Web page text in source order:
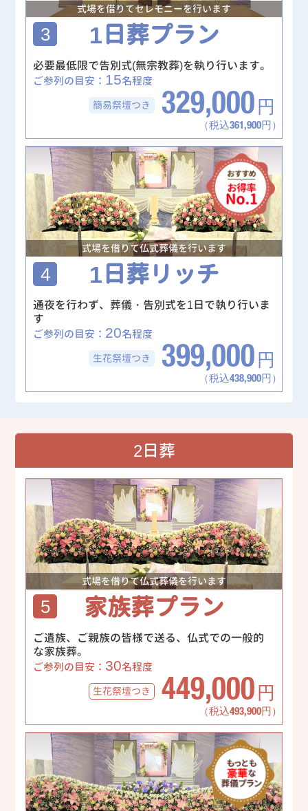
式場を借りてセレモニーを行います
3 1日葬プラン
必要最低限で告別式(無宗教葬)を執り行います。
ご参列の目安： 15名程度
簡易祭壇つき 329,000 円
（税込361,900円）
式場を借りて仏式葬儀を行います
4 1日葬リッチ
通夜を行わず、葬儀・告別式を1日で執り行いま
す
ご参列の目安： 20名程度
生花祭壇つき 399,000 円
（税込438,900円）
2日葬
式場を借りて仏式葬儀を行います
5 家族葬プラン
ご遺族、ご親族の皆様で送る、仏式での一般的
な家族葬。
ご参列の目安： 30名程度
生花祭壇つき 449,000 円
（税込493,900円）